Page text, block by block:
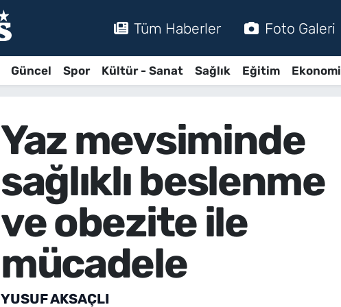
Tüm Haberler Foto Galeri
Güncel Spor Kültür - Sanat Sağlık Eğitim Ekonomi
Yaz mevsiminde
sağlıklı beslenme
ve obezite ile
mücadele
YUSUF AKSAÇLI